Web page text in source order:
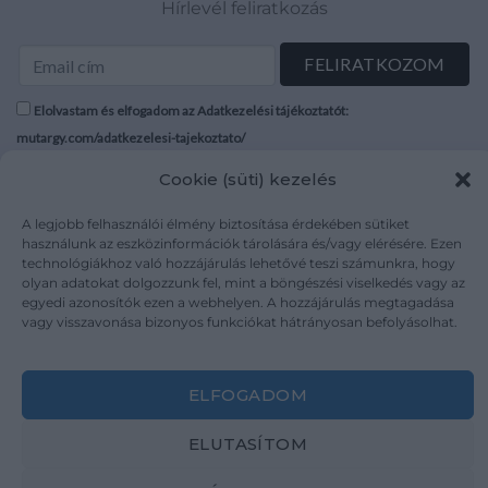
Cookie (süti) kezelés
A legjobb felhasználói élmény biztosítása érdekében sütiket
használunk az eszközinformációk tárolására és/vagy elérésére. Ezen
technológiákhoz való hozzájárulás lehetővé teszi számunkra, hogy
olyan adatokat dolgozzunk fel, mint a böngészési viselkedés vagy az
egyedi azonosítók ezen a webhelyen. A hozzájárulás megtagadása
vagy visszavonása bizonyos funkciókat hátrányosan befolyásolhat.
ELFOGADOM
ELUTASÍTOM
Hírlevél feliratkozás
Elolvastam és elfogadom az Adatkezelési tájékoztatót:
mutargy.com/adatkezelesi-tajekoztato/
Médiaajánlat
Karrier
Kapcsolat
Áraink
ÁSZF
Adatvédelem
Impresszum